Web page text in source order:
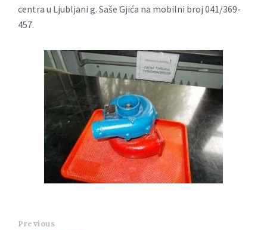
centra u Ljubljani g. Saše Gjića na mobilni broj 041/369-
457.
Previous